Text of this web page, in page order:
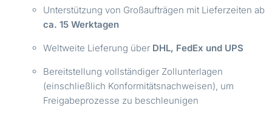
Unterstützung von Großaufträgen mit Lieferzeiten ab
ca. 15 Werktagen
Weltweite Lieferung über DHL, FedEx und UPS
Bereitstellung vollständiger Zollunterlagen
(einschließlich Konformitätsnachweisen), um
Freigabeprozesse zu beschleunigen